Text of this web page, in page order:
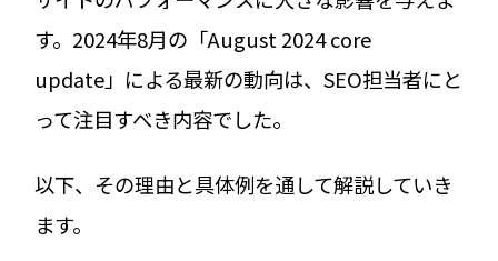
す。2024年8月の「August 2024 core
update」による最新の動向は、SEO担当者にと
って注目すべき内容でした。
以下、その理由と具体例を通して解説していき
ます。